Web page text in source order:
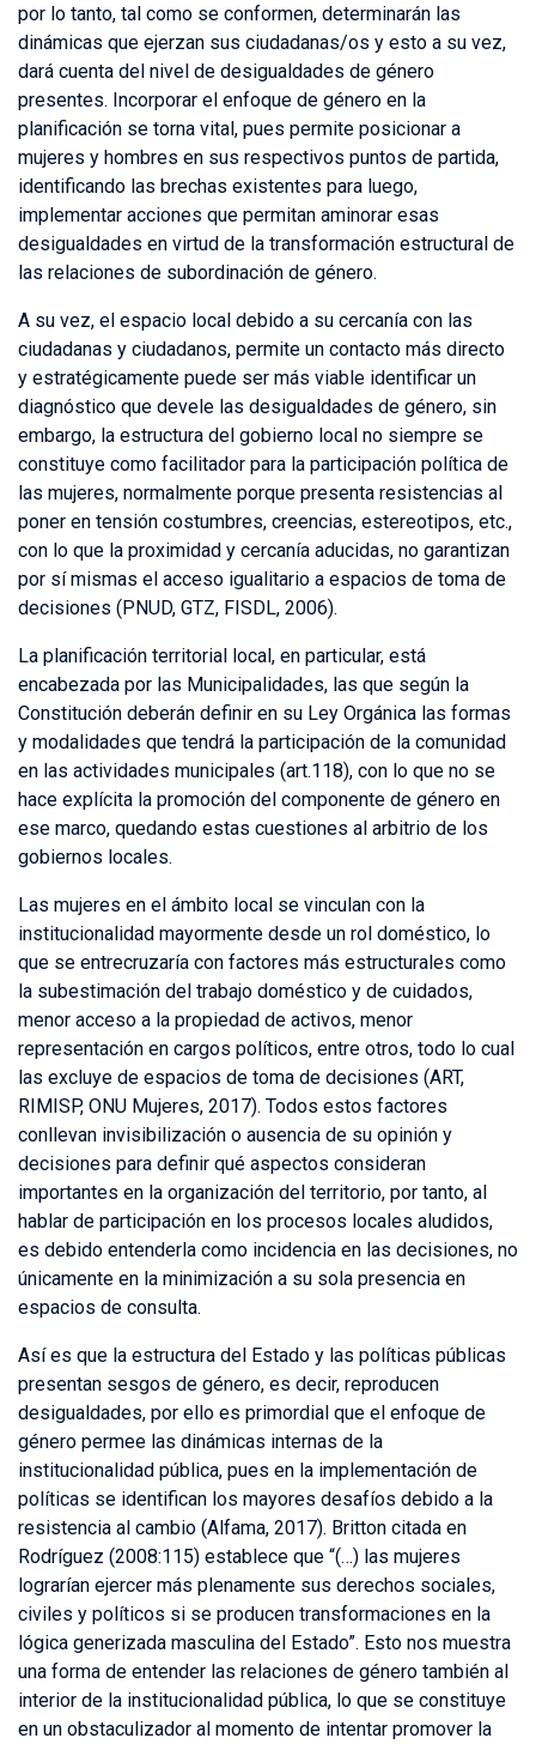
por lo tanto, tal como se conformen, determinarán las
dinámicas que ejerzan sus ciudadanas/os y esto a su vez,
dará cuenta del nivel de desigualdades de género
presentes. Incorporar el enfoque de género en la
planificación se torna vital, pues permite posicionar a
mujeres y hombres en sus respectivos puntos de partida,
identificando las brechas existentes para luego,
implementar acciones que permitan aminorar esas
desigualdades en virtud de la transformación estructural de
las relaciones de subordinación de género.
A su vez, el espacio local debido a su cercanía con las
ciudadanas y ciudadanos, permite un contacto más directo
y estratégicamente puede ser más viable identificar un
diagnóstico que devele las desigualdades de género, sin
embargo, la estructura del gobierno local no siempre se
constituye como facilitador para la participación política de
las mujeres, normalmente porque presenta resistencias al
poner en tensión costumbres, creencias, estereotipos, etc.,
con lo que la proximidad y cercanía aducidas, no garantizan
por sí mismas el acceso igualitario a espacios de toma de
decisiones (PNUD, GTZ, FISDL, 2006).
La planificación territorial local, en particular, está
encabezada por las Municipalidades, las que según la
Constitución deberán definir en su Ley Orgánica las formas
y modalidades que tendrá la participación de la comunidad
en las actividades municipales (art.118), con lo que no se
hace explícita la promoción del componente de género en
ese marco, quedando estas cuestiones al arbitrio de los
gobiernos locales.
Las mujeres en el ámbito local se vinculan con la
institucionalidad mayormente desde un rol doméstico, lo
que se entrecruzaría con factores más estructurales como
la subestimación del trabajo doméstico y de cuidados,
menor acceso a la propiedad de activos, menor
representación en cargos políticos, entre otros, todo lo cual
las excluye de espacios de toma de decisiones (ART,
RIMISP, ONU Mujeres, 2017). Todos estos factores
conllevan invisibilización o ausencia de su opinión y
decisiones para definir qué aspectos consideran
importantes en la organización del territorio, por tanto, al
hablar de participación en los procesos locales aludidos,
es debido entenderla como incidencia en las decisiones, no
únicamente en la minimización a su sola presencia en
espacios de consulta.
Así es que la estructura del Estado y las políticas públicas
presentan sesgos de género, es decir, reproducen
desigualdades, por ello es primordial que el enfoque de
género permee las dinámicas internas de la
institucionalidad pública, pues en la implementación de
políticas se identifican los mayores desafíos debido a la
resistencia al cambio (Alfama, 2017). Britton citada en
Rodríguez (2008:115) establece que “(…) las mujeres
lograrían ejercer más plenamente sus derechos sociales,
civiles y políticos si se producen transformaciones en la
lógica generizada masculina del Estado”. Esto nos muestra
una forma de entender las relaciones de género también al
interior de la institucionalidad pública, lo que se constituye
en un obstaculizador al momento de intentar promover la